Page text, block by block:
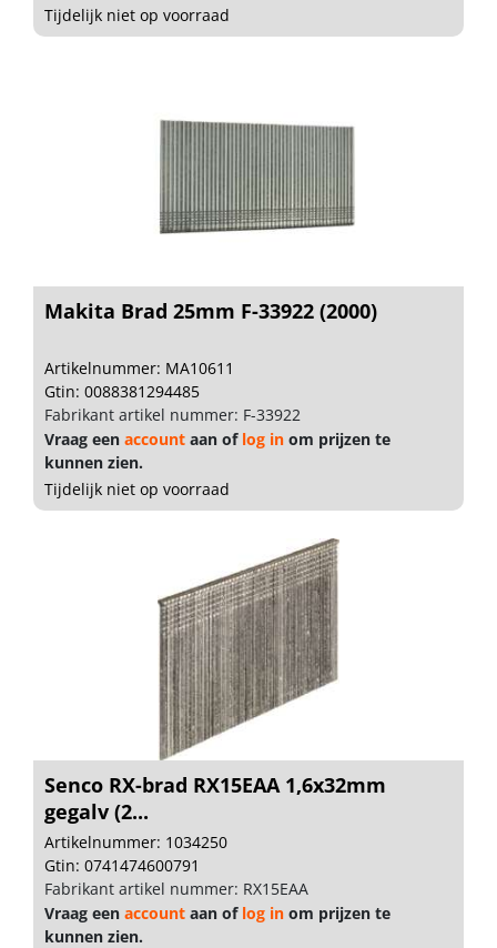
Tijdelijk niet op voorraad
Makita Brad 25mm F-33922 (2000)
Artikelnummer: MA10611
Gtin: 0088381294485
Fabrikant artikel nummer: F-33922
Vraag een account aan of log in om prijzen te
kunnen zien.
Tijdelijk niet op voorraad
Senco RX-brad RX15EAA 1,6x32mm
gegalv (2...
Artikelnummer: 1034250
Gtin: 0741474600791
Fabrikant artikel nummer: RX15EAA
Vraag een account aan of log in om prijzen te
kunnen zien.